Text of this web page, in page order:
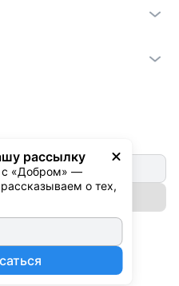
рассылку
с «Добром» —
о тех,
рассылку